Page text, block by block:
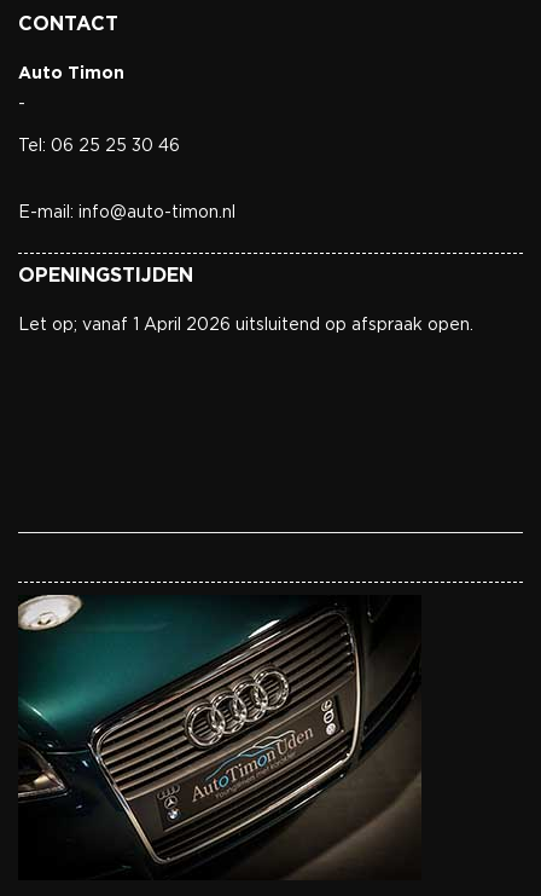
CONTACT
Auto Timon
-
Tel: 06 25 25 30 46
E-mail: info@auto-timon.nl
OPENINGSTIJDEN
Let op; vanaf 1 April 2026 uitsluitend op afspraak open.